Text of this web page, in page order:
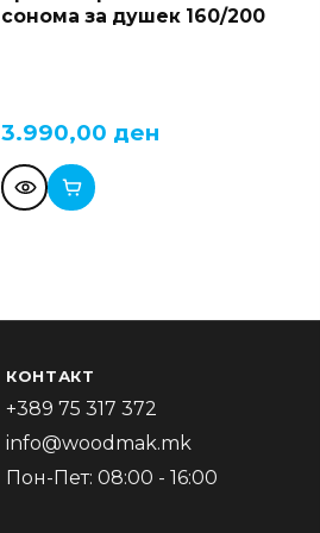
сонома за душек 160/200
3.990,00 ден
КОНТАКТ
+389 75 317 372
info@woodmak.mk
Пон-Пет: 08:00 - 16:00